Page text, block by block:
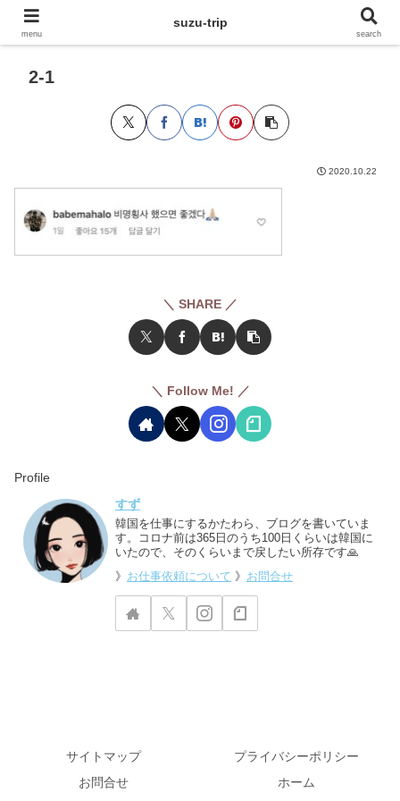
2-1
2020.10.22
＼ SHARE ／
＼ Follow Me! ／
Profile
すず
韓国を仕事にするかたわら、ブログを書いていま
す。コロナ前は365日のうち100日くらいは韓国に
いたので、そのくらいまで戻したい所存です🙏
》 お仕事依頼について 》 お問合せ
サイトマップ
プライバシーポリシー
お問合せ
ホーム
menu
suzu-trip
search